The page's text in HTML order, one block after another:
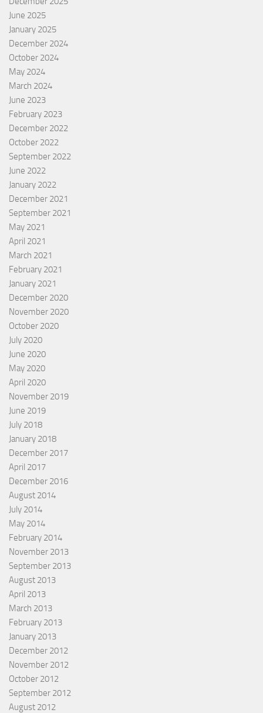
June 2025
January 2025
December 2024
October 2024
May 2024
March 2024
June 2023
February 2023
December 2022
October 2022
September 2022
June 2022
January 2022
December 2021
September 2021
May 2021
April 2021
March 2021
February 2021
January 2021
December 2020
November 2020
October 2020
July 2020
June 2020
May 2020
April 2020
November 2019
June 2019
July 2018
January 2018
December 2017
April 2017
December 2016
August 2014
July 2014
May 2014
February 2014
November 2013
September 2013
August 2013
April 2013
March 2013
February 2013
January 2013
December 2012
November 2012
October 2012
September 2012
August 2012